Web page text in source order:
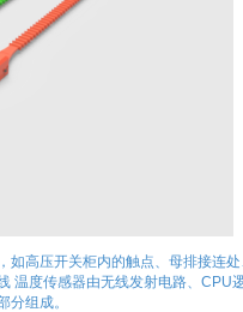
如高压开关柜内的触点、母排接连处
温度传感器由无线发射电路、CPU
组成。